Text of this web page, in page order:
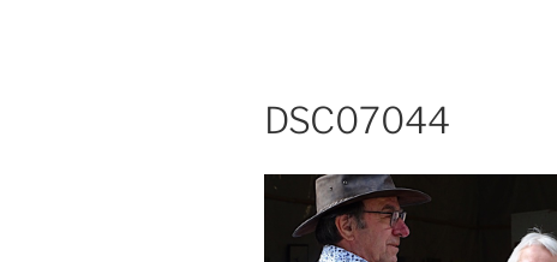
DSC07044